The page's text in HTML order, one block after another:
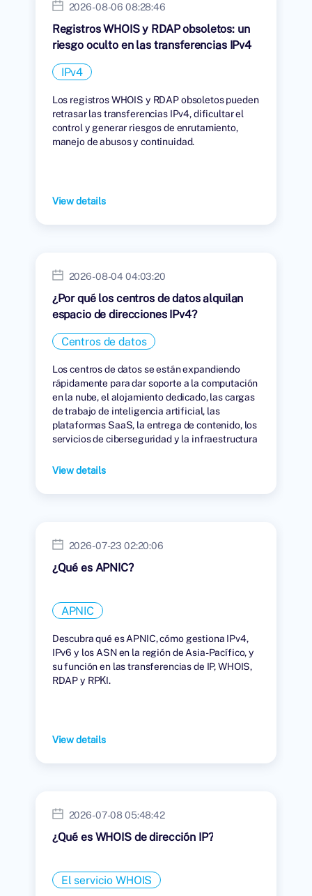
2026-08-06 08:28:46
Registros WHOIS y RDAP obsoletos: un
riesgo oculto en las transferencias IPv4
IPv4
Los registros WHOIS y RDAP obsoletos pueden
retrasar las transferencias IPv4, dificultar el
control y generar riesgos de enrutamiento,
manejo de abusos y continuidad.
View details
2026-08-04 04:03:20
¿Por qué los centros de datos alquilan
espacio de direcciones IPv4?
Centros de datos
Los centros de datos se están expandiendo
rápidamente para dar soporte a la computación
en la nube, el alojamiento dedicado, las cargas
de trabajo de inteligencia artificial, las
plataformas SaaS, la entrega de contenido, los
servicios de ciberseguridad y la infraestructura
View details
2026-07-23 02:20:06
¿Qué es APNIC?
APNIC
Descubra qué es APNIC, cómo gestiona IPv4,
IPv6 y los ASN en la región de Asia-Pacífico, y
su función en las transferencias de IP, WHOIS,
RDAP y RPKI.
View details
2026-07-08 05:48:42
¿Qué es WHOIS de dirección IP?
El servicio WHOIS